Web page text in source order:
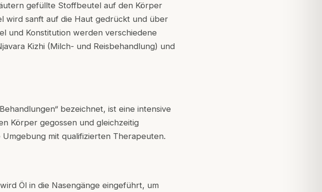
gefüllte Stoffbeutel auf den Körper
wird sanft auf die Haut gedrückt und über
und Konstitution werden verschiedene
Kizhi (Milch- und Reisbehandlung) und
bezeichnet, ist eine intensive
Körper gegossen und gleichzeitig
mit qualifizierten Therapeuten.
Öl in die Nasengänge eingeführt, um